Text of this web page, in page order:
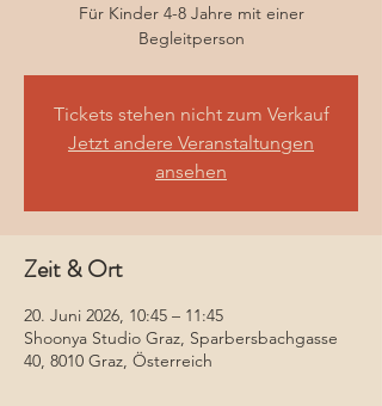
Für Kinder 4-8 Jahre mit einer
Begleitperson
Tickets stehen nicht zum Verkauf
Jetzt andere Veranstaltungen
ansehen
Zeit & Ort
20. Juni 2026, 10:45 – 11:45
Shoonya Studio Graz, Sparbersbachgasse
40, 8010 Graz, Österreich